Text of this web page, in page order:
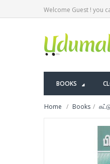
Welcome Guest ! you
BOOKS
Home Books